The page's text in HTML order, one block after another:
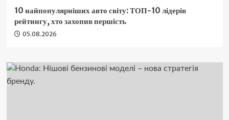
10 найпопулярніших авто світу: ТОП-10 лідерів
рейтингу, хто захопив першість
05.08.2026